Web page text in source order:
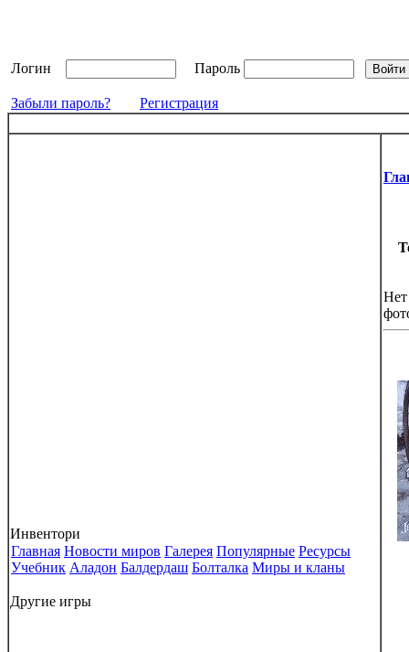
Логин Пароль
Забыли пароль? Регистрация
Инвентори
Главная Новости миров Галерея Популярные Ресурсы
Учебник Аладон Балдердаш Болталка Миры и кланы
Другие игры
Нет